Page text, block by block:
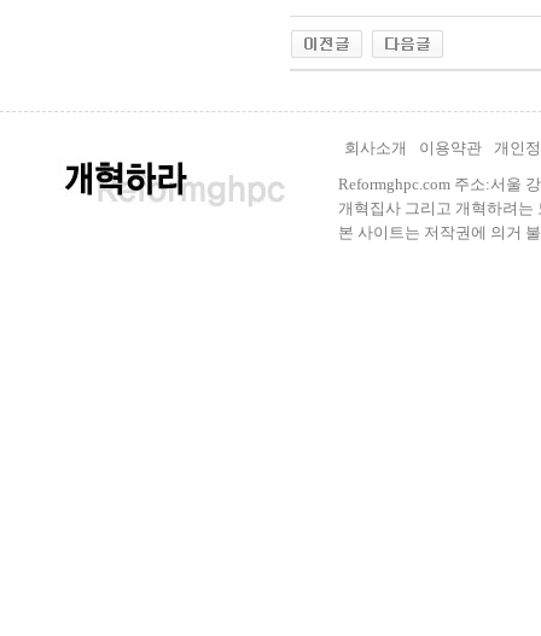
회사소개 이용약관
개인
Reformghpc.com 주소:서울
개혁집사 그리고 개혁하려는
본 사이트는 저작권에 의거